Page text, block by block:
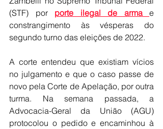
(STF) por porte ilegal de arma e
constrangimento às vésperas do
segundo turno das eleições de 2022.
A corte entendeu que existiam vícios
no julgamento e que o caso passe de
novo pela Corte de Apelação, por outra
turma. Na semana passada, a
Advocacia-Geral da União (AGU)
protocolou o pedido e encaminhou à